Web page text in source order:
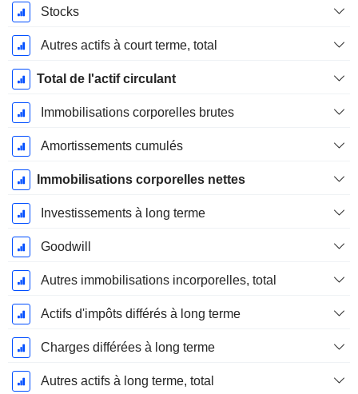
Stocks
Autres actifs à court terme, total
Total de l'actif circulant
Immobilisations corporelles brutes
Amortissements cumulés
Immobilisations corporelles nettes
Investissements à long terme
Goodwill
Autres immobilisations incorporelles, total
Actifs d'impôts différés à long terme
Charges différées à long terme
Autres actifs à long terme, total